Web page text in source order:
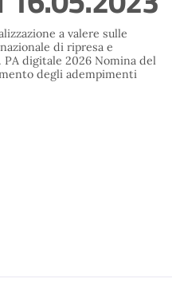
a valere sulle
di ripresa e
PA digitale 2026 Nomina del
degli adempimenti